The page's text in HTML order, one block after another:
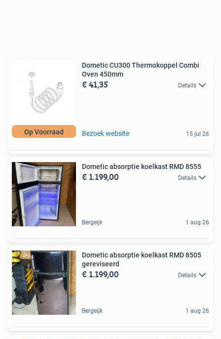
Op Voorraad
Dometic CU300 Thermokoppel Combi
Oven 450mm
€ 41,35 Details
Bezoek website 15 jul 26
Dometic absorptie koelkast RMD 8555
€ 1.199,00 Details
Bergeijk 1 aug 26
Dometic absorptie koelkast RMD 8505
gereviseerd
€ 1.199,00 Details
Bergeijk 1 aug 26